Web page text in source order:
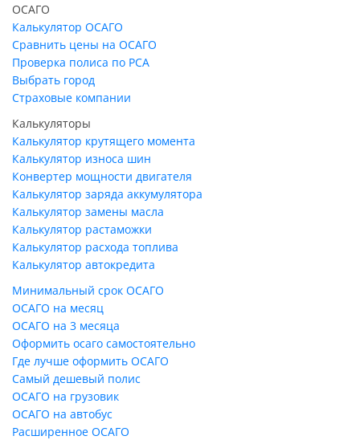
ОСАГО
Калькулятор ОСАГО
Сравнить цены на ОСАГО
Проверка полиса по РСА
Выбрать город
Страховые компании
Калькуляторы
Калькулятор крутящего момента
Калькулятор износа шин
Конвертер мощности двигателя
Калькулятор заряда аккумулятора
Калькулятор замены масла
Калькулятор растаможки
Калькулятор расхода топлива
Калькулятор автокредита
Минимальный срок ОСАГО
ОСАГО на месяц
ОСАГО на 3 месяца
Оформить осаго самостоятельно
Где лучше оформить ОСАГО
Самый дешевый полис
ОСАГО на грузовик
ОСАГО на автобус
Расширенное ОСАГО